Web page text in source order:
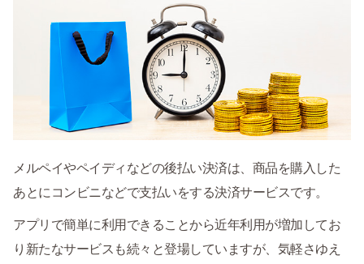
メルペイやペイディなどの後払い決済は、商品を購入した
あとにコンビニなどで支払いをする決済サービスです。
アプリで簡単に利用できることから近年利用が増加してお
り新たなサービスも続々と登場していますが、気軽さゆえ